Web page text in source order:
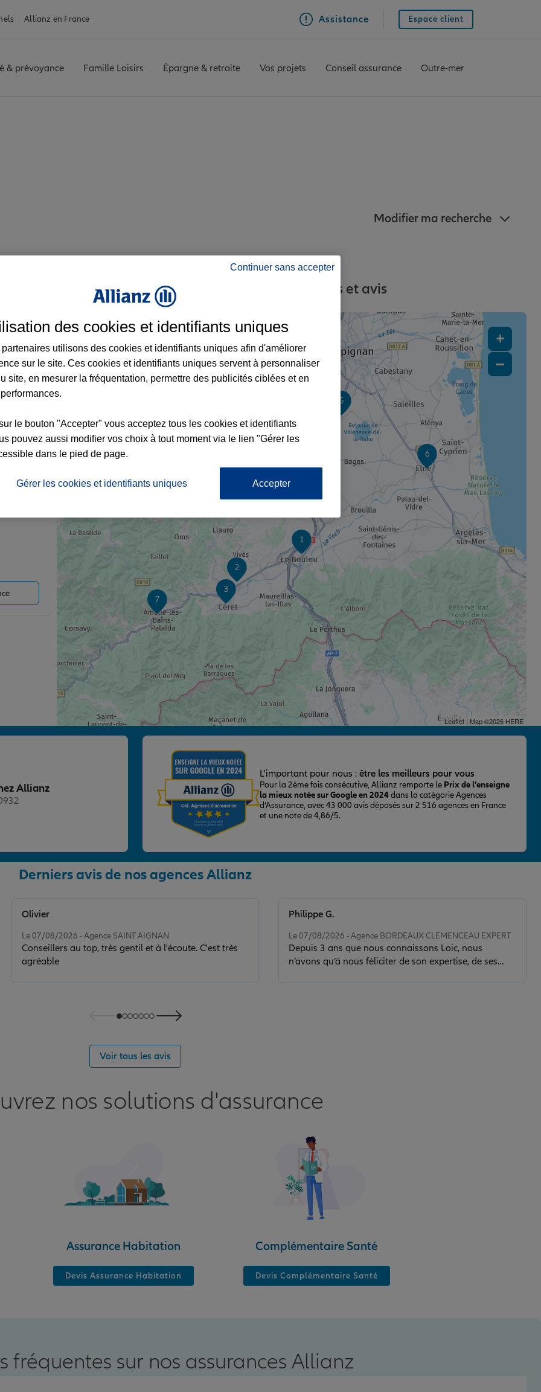
Allianz en France Assistance Espace client
& prévoyance Famille Loisirs Épargne & retraite Vos projets Conseil assurance Outre-mer
Modifier ma recherche
au Boulou et aux alentours : adresses, contacts et avis
7
6
5
1
3
2
+
−
Leaflet| Map ©2026 HERE
Allianz
L'important pour nous : être les meilleurs pour vous
Pour la 2ème fois consécutive, Allianz remporte le Prix de l’enseigne
la mieux notée sur Google en 2024dans la catégorie Agences
d’Assurance, avec 43 000 avis déposés sur 2 516 agences en France
et une note de 4,86/5.
Derniers avis de nos agences Allianz
Le 07/08/2026 - Agence SAINT AIGNAN
Conseillers au top, très gentil et à l'écoute. C'est très
agréable
Olivier
Le 07/08/2026 - Agence BORDEAUX CLEMENCEAU EXPERT
Depuis 3 ans que nous connaissons Loic, nous
n’avons qu’à nous féliciter de son expertise, de ses
Philippe G.
Voir tous les avis
nos solutions d'assurance
Assurance Habitation
Devis Assurance Habitation
Complémentaire Santé
Devis Complémentaire Santé
fréquentes sur nos assurances Allianz
Continuer sans accepter
des cookies et identifiants uniques
partenaires utilisons des cookies et identifiants uniques afin d'améliorer
sur le site. Ces cookies et identifiants uniques servent à personnaliser
site, en mesurer la fréquentation, permettre des publicités ciblées et en
le bouton "Accepter" vous acceptez tous les cookies et identifiants
pouvez aussi modifier vos choix à tout moment via le lien "Gérer les
dans le pied de page.
Gérer les cookies et identifiants uniques Accepter